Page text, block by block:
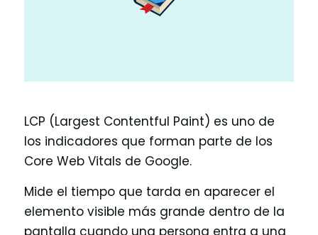
LCP (Largest Contentful Paint) es uno de
los indicadores que forman parte de los
Core Web Vitals de Google.
Mide el tiempo que tarda en aparecer el
elemento visible más grande dentro de la
pantalla cuando una persona entra a una